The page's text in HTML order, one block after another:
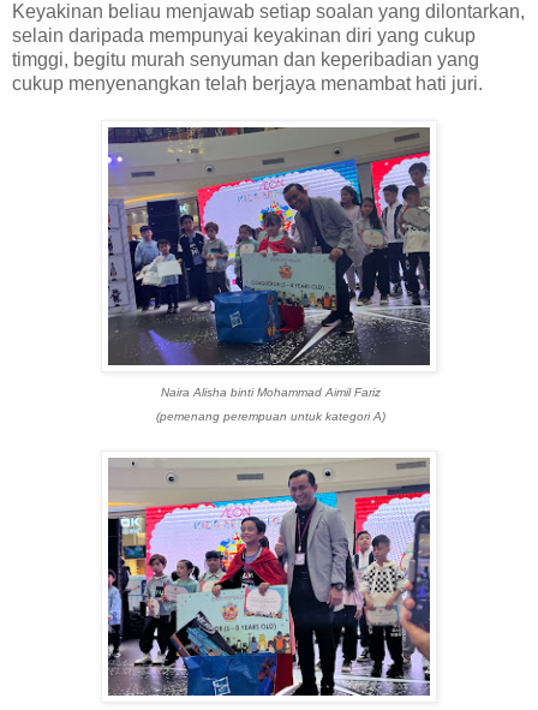
Keyakinan beliau menjawab setiap soalan yang dilontarkan,
selain daripada mempunyai keyakinan diri yang cukup
timggi, begitu murah senyuman dan keperibadian yang
cukup menyenangkan telah berjaya menambat hati juri.
Naira Alisha binti Mohammad Aimil Fariz
(pemenang perempuan untuk kategori A)